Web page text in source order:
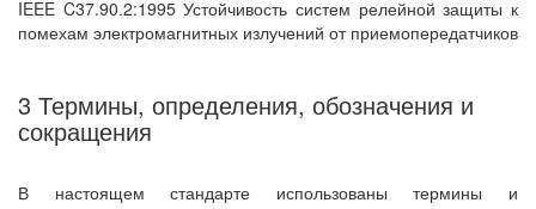
IEEE C37.90.2:1995 Устойчивость систем релейной защиты к
помехам электромагнитных излучений от приемопередатчиков
3 Термины, определения, обозначения и
сокращения
В настоящем стандарте использованы термины и